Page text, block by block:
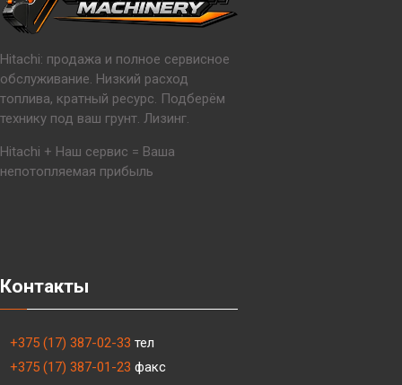
Hitachi: продажа и полное сервисное
обслуживание. Низкий расход
топлива, кратный ресурс. Подберём
технику под ваш грунт. Лизинг.
Hitachi + Наш сервис = Ваша
непотопляемая прибыль
Контакты
+375 (17) 387-02-33 тел
+375 (17) 387-01-23 факс